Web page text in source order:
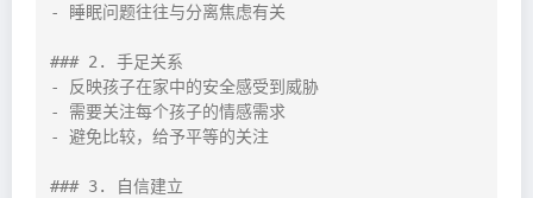
- 睡眠问题往往与分离焦虑有关
### 2. 手足关系
- 反映孩子在家中的安全感受到威胁
- 需要关注每个孩子的情感需求
- 避免比较，给予平等的关注
### 3. 自信建立